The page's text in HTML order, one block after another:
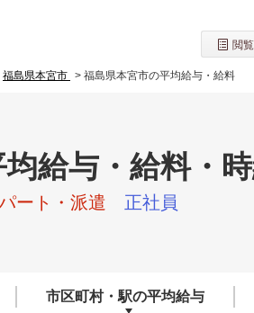
閲
福島県本宮市 福島県本宮市の平均給与・給料
均給与・給料・
ート・派遣 正社員
市区町村・駅の平均給与